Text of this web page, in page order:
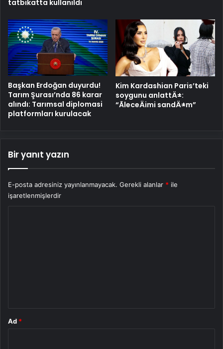
tatbikatta kullanıldı
Başkan Erdoğan duyurdu!
Tarım Şurası’nda 86 karar
alındı: Tarımsal diplomasi
platformları kurulacak
Kim Kardashian Paris’teki
soygunu anlattÄ±:
“ÃleceÄimi sandÄ±m”
Bir yanıt yazın
E-posta adresiniz yayınlanmayacak. Gerekli alanlar * ile
işaretlenmişlerdir
Ad *